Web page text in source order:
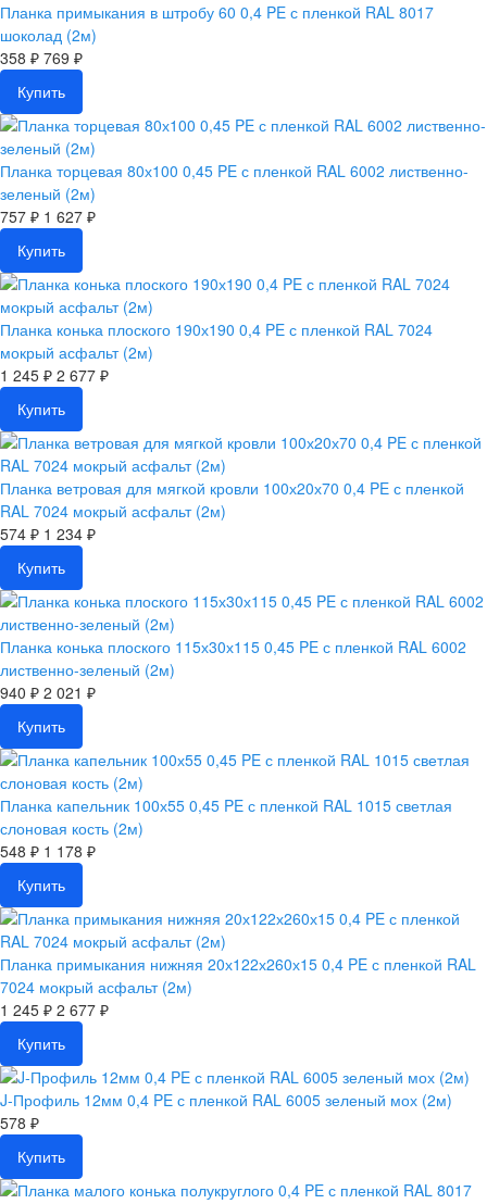
Планка примыкания в штробу 60 0,4 PE с пленкой RAL 8017
шоколад (2м)
358 ₽ 769 ₽
Купить
Планка торцевая 80х100 0,45 PE с пленкой RAL 6002 лиственно-
зеленый (2м)
757 ₽ 1 627 ₽
Купить
Планка конька плоского 190х190 0,4 PE с пленкой RAL 7024
мокрый асфальт (2м)
1 245 ₽ 2 677 ₽
Купить
Планка ветровая для мягкой кровли 100х20х70 0,4 PE с пленкой
RAL 7024 мокрый асфальт (2м)
574 ₽ 1 234 ₽
Купить
Планка конька плоского 115х30х115 0,45 PE с пленкой RAL 6002
лиственно-зеленый (2м)
940 ₽ 2 021 ₽
Купить
Планка капельник 100х55 0,45 PE с пленкой RAL 1015 светлая
слоновая кость (2м)
548 ₽ 1 178 ₽
Купить
Планка примыкания нижняя 20х122х260х15 0,4 PE с пленкой RAL
7024 мокрый асфальт (2м)
1 245 ₽ 2 677 ₽
Купить
J-Профиль 12мм 0,4 PE с пленкой RAL 6005 зеленый мох (2м)
578 ₽
Купить